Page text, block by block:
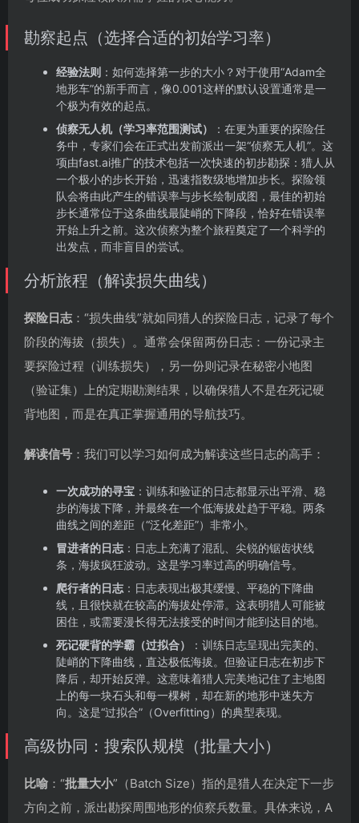
勘察起点（选择合适的初始学习率）
经验法则 ：如何选择第一步的大小？对于使用“Adam全
地形车”的新手而言，像0.001这样的默认设置通常是一
个极为有效的起点。
侦察无人机（学习率范围测试）
：在更为重要的探险任
务中，专家们会在正式出发前派出一架“侦察无人机”。这
项由fast.ai推广的技术包括一次快速的初步勘探：猎人从
一个极小的步长开始，迅速指数级地增加步长。探险领
队会将由此产生的错误率与步长绘制成图，最佳的初始
步长通常位于这条曲线最陡峭的下降段，恰好在错误率
开始上升之前。这次侦察为整个旅程奠定了一个科学的
出发点，而非盲目的尝试。
分析旅程（解读损失曲线）
探险日志：“损失曲线”就如同猎人的探险日志，记录了每个
阶段的海拔（损失）。通常会保留两份日志：一份记录主
要探险过程（训练损失），另一份则记录在秘密小地图
（验证集）上的定期勘测结果，以确保猎人不是在死记硬
背地图，而是在真正掌握通用的导航技巧。
解读信号 ：我们可以学习如何成为解读这些日志的高手：
一次成功的寻宝 ：训练和验证的日志都显示出平滑、稳
步的海拔下降，并最终在一个低海拔处趋于平稳。两条
曲线之间的差距（“泛化差距”）非常小。
冒进者的日志 ：日志上充满了混乱、尖锐的锯齿状线
条，海拔疯狂波动。这是学习率过高的明确信号。
爬行者的日志 ：日志表现出极其缓慢、平稳的下降曲
线，且很快就在较高的海拔处停滞。这表明猎人可能被
困住，或需要漫长得无法接受的时间才能到达目的地。
死记硬背的学霸（过拟合）
：训练日志呈现出完美的、
陡峭的下降曲线，直达极低海拔。但验证日志在初步下
降后，却开始反弹。这意味着猎人完美地记住了主地图
上的每一块石头和每一棵树，却在新的地形中迷失方
向。这是“过拟合”（Overfitting）的典型表现。
高级协同：搜索队规模（批量大小）
比喻 ：“批量大小”（Batch Size）指的是猎人在决定下一步
方向之前，派出勘探周围地形的侦察兵数量。具体来说，A